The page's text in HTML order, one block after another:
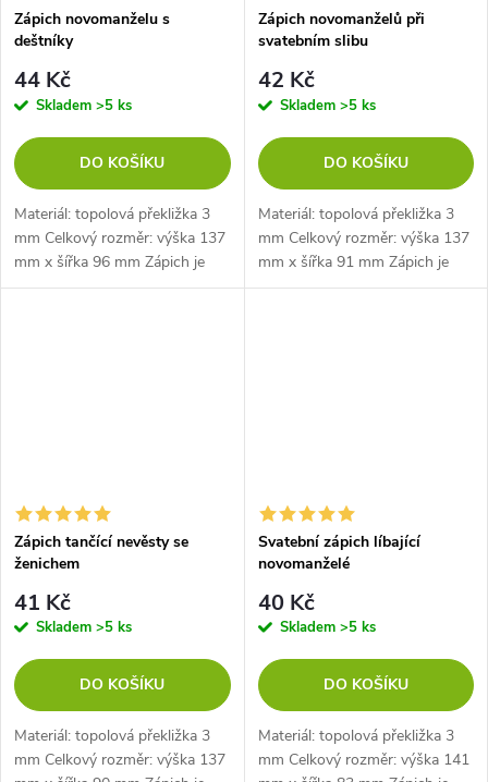
Zápich novomanželu s
deštníky
44 Kč
Skladem >5 ks
DO KOŠÍKU
Materiál: topolová překližka 3
mm Celkový rozměr: výška 137
mm x šířka 96 mm Zápich je
dlouhý 34 mm
Zápich novomanželů při
svatebním slibu
42 Kč
Skladem >5 ks
DO KOŠÍKU
Materiál: topolová překližka 3
mm Celkový rozměr: výška 137
mm x šířka 91 mm Zápich je
dlouhý 36 mm
Zápich tančící nevěsty se
ženichem
41 Kč
Skladem >5 ks
DO KOŠÍKU
Materiál: topolová překližka 3
mm Celkový rozměr: výška 137
Svatební zápich líbající
novomanželé
40 Kč
Skladem >5 ks
DO KOŠÍKU
Materiál: topolová překližka 3
mm Celkový rozměr: výška 141